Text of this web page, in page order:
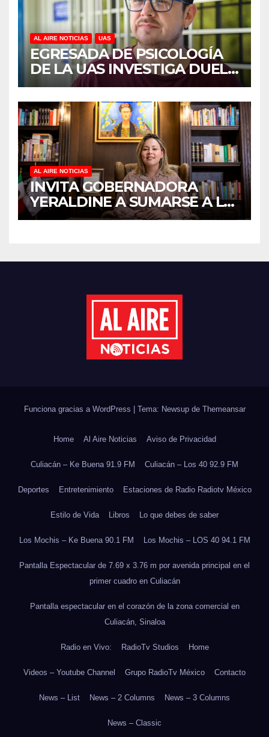
AL AIRE NOTICIAS UAS
EGRESADA DE PSICOLOGÍA
DE LA UAS INVESTIGA DUELO
ANTICIPADO Y SOBRECARGA
EN CUIDADORES DE
ADULTOS MAYORES
AL AIRE NOTICIAS
INVITA GOBERNADORA
YERALDINE A SUMARSE A LA
JORNADA NACIONAL DE
DE ÁRBOLES
Funciona gracias a WordPress Tema: Newsup de Themeansar
Home Al Aire Noticias Aviso de Privacidad
Culiacán – Ke Buena 91.9 FM Culiacán – Los 40 92.9 FM
Deportes Entretenimiento Estaciones de Radio Radiotv México
Estilo de Vida Libros Lo que debes de saber
Los Mochis – Ke Buena 90.1 FM Los Mochis – LOS 40 94.1 FM
Pantalla Espectacular de 7.69 x 3.76 m por avenida principal en el
primer cuadro en Culiacán
Pantalla espectacular en el corazón de la zona comercial en
Culiacán, Sinaloa
Radio en Vivo: RadioTv Studios Home
Videos – Youtube Channel Grupo RadioTv México Contacto
News – List News – 2 Columns News – 3 Columns
News – Classic